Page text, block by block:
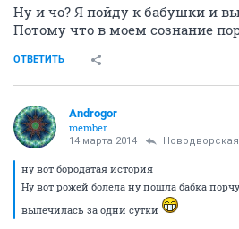
Ну и чо? Я пойду к бабушки и
Потому что в моем сознание
ОТВЕТИТЬ
Androgor
member
14 марта 2014
ну вот бородатая история
Ну вот рожей болела ну пошла бабка
вылечилась за одни сутки